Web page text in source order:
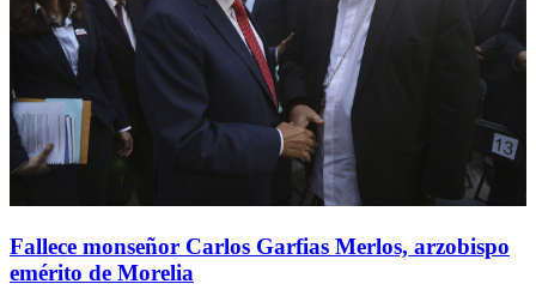
Fallece monseñor Carlos Garfias Merlos, arzobispo
emérito de Morelia